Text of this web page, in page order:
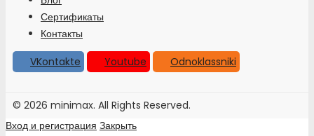
Сертификаты
Контакты
VKontakte
Youtube Odnoklassniki
© 2026 minimax. All Rights Reserved.
Вход и регистрация Закрыть